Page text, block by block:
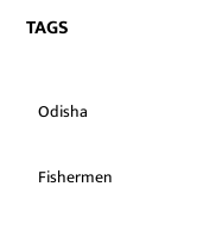
TAGS
Odisha
Fishermen